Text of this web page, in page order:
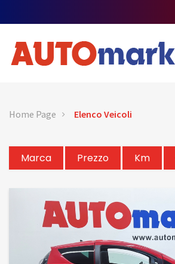
Home Page Elenco Veicoli
Marca Prezzo Km